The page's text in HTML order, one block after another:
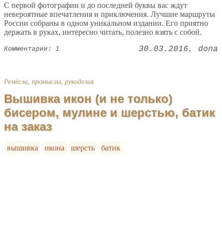
С первой фотографии и до последней буквы вас ждут
невероятные впечатления и приключения. Лучшие маршруты
России собраны в одном уникальном издании. Его приятно
держать в руках, интересно читать, полезно взять с собой.
Комментарии: 1 30.03.2016 dona
Ремёсла, промыслы, рукоделия
Вышивка икон (и не только)
бисером, мулине и шерстью, батик
на заказ
вышивка икона шерсть батик